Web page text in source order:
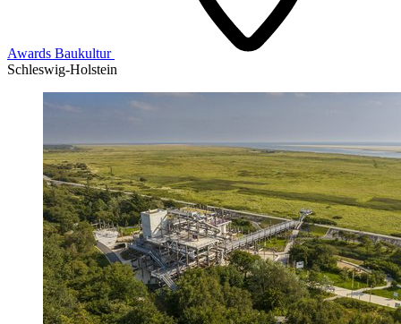
Awards Baukultur
Schleswig-Holstein